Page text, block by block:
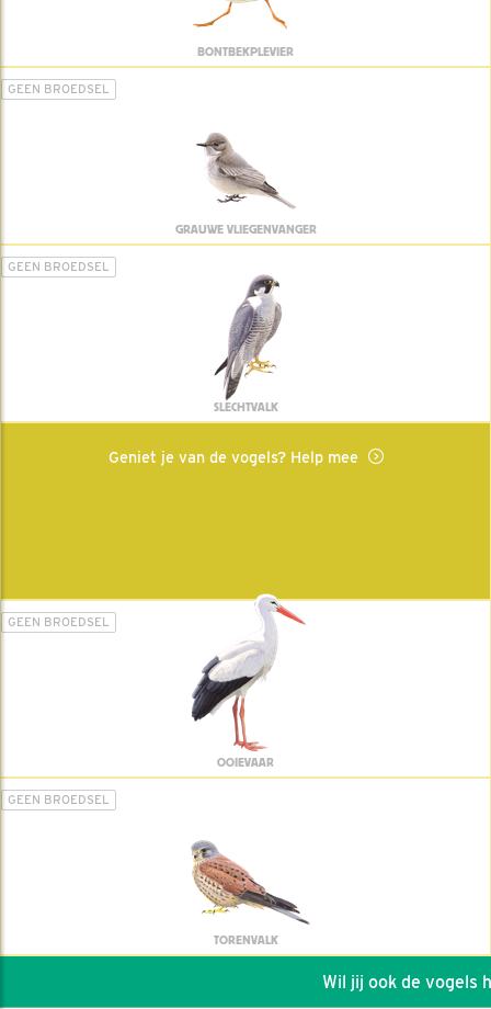
BONTBEKPLEVIER
GEEN BROEDSEL
GRAUWE VLIEGENVANGER
GEEN BROEDSEL
SLECHTVALK
Geniet je van de vogels? Help mee
GEEN BROEDSEL
OOIEVAAR
GEEN BROEDSEL
TORENVALK
Wil jij ook de vogels